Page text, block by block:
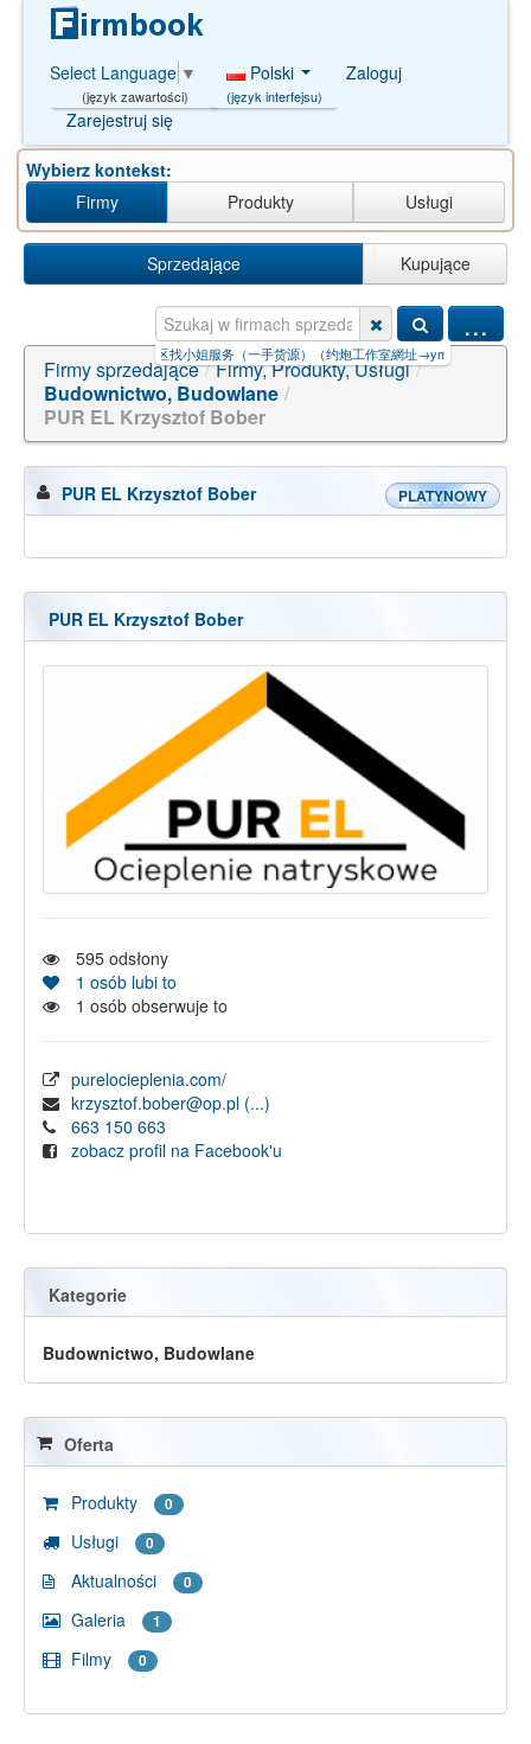
Select Language ▼
(język zawartości)
Polski
(język interfejsu)
Zaloguj
Zarejestruj się
Wybierz kontekst:
Firmy
Produkty Usługi
Sprzedające Kupujące
...
西山区找小姐服务（一手货源）（约炮工作室網址→ym287.c
Firmy sprzedające / Firmy, Produkty, Usługi /
Budownictwo, Budowlane /
PUR EL Krzysztof Bober
PLATYNOWY
PUR EL Krzysztof Bober
PUR EL Krzysztof Bober
595 odsłony
1 osób lubi to
1 osób obserwuje to
purelocieplenia.com/
krzysztof.bober@op.pl (...)
663 150 663
zobacz profil na Facebook'u
Kategorie
Budownictwo, Budowlane
Oferta
Produkty 0
Usługi 0
Aktualności 0
Galeria 1
Filmy 0